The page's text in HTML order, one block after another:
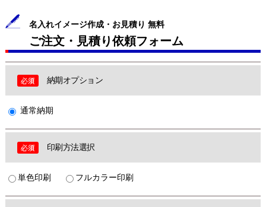
名入れイメージ作成・お見積り 無料
ご注文・見積り依頼フォーム
納期オプション
通常納期
印刷方法選択
単色印刷 フルカラー印刷